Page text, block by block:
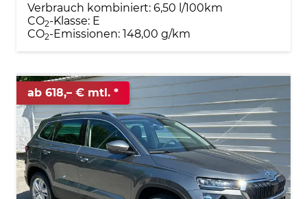
Verbrauch kombiniert: 6,50 l/100km
CO2-Klasse: E
CO2-Emissionen: 148,00 g/km
ab 618,– € mtl.